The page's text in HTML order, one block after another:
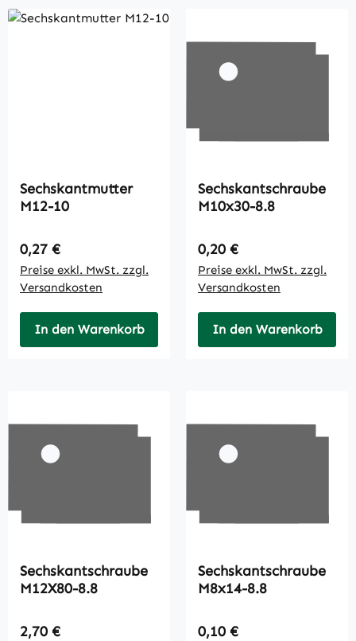
Sechskantmutter
M12-10
Regulärer Preis:
0,27 €
Preise exkl. MwSt. zzgl.
Versandkosten
In den Warenkorb
Sechskantschraube
M10x30-8.8
Regulärer Preis:
0,20 €
Preise exkl. MwSt. zzgl.
Versandkosten
In den Warenkorb
Sechskantschraube
M12X80-8.8
Regulärer Preis:
2,70 €
Sechskantschraube
M8x14-8.8
Regulärer Preis:
0,10 €